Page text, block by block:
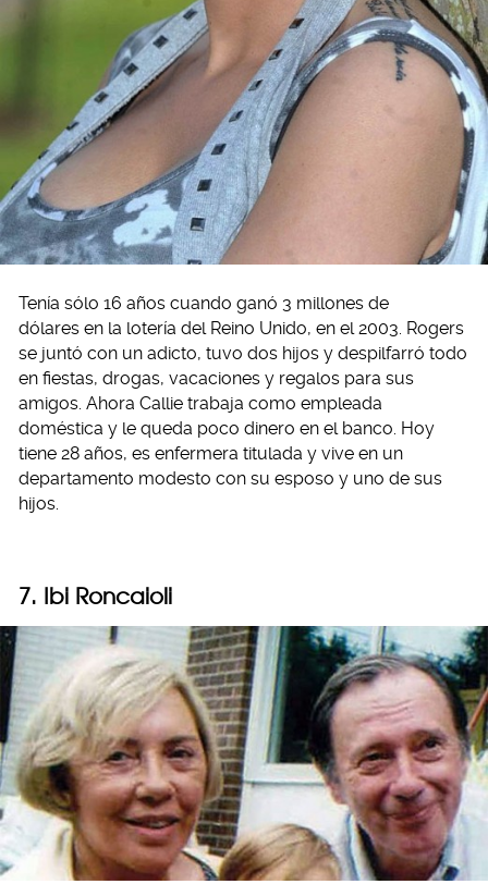
Tenía sólo 16 años cuando ganó 3 millones de
dólares en la lotería del Reino Unido, en el 2003. Rogers
se juntó con un adicto, tuvo dos hijos y despilfarró todo
en fiestas, drogas, vacaciones y regalos para sus
amigos. Ahora Callie trabaja como empleada
doméstica y le queda poco dinero en el banco. Hoy
tiene 28 años, es enfermera titulada y vive en un
departamento modesto con su esposo y uno de sus
hijos.
7. Ibi Roncaioli